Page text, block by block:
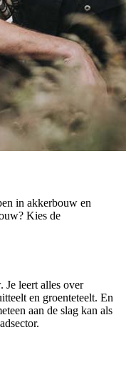
in akkerbouw en
Kies de
Je leert alles over
en groenteteelt. En
aan de slag kan als